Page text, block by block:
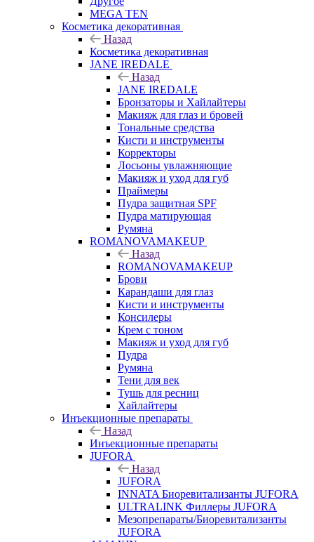
MEGA TEN
Косметика декоративная
Назад
Косметика декоративная
JANE IREDALE
Назад
JANE IREDALE
Бронзаторы и Хайлайтеры
Макияж для глаз и бровей
Тональные средства
Кисти и инструменты
Корректоры
Лосьоны увлажняющие
Макияж и уход для губ
Праймеры
Пудра защитная SPF
Пудра матирующая
Румяна
ROMANOVAMAKEUP
Назад
ROMANOVAMAKEUP
Брови
Карандаши для глаз
Кисти и инструменты
Консилеры
Крем с тоном
Макияж и уход для губ
Пудра
Румяна
Тени для век
Тушь для ресниц
Хайлайтеры
Инъекционные препараты
Назад
Инъекционные препараты
JUFORA
Назад
JUFORA
INNATA Биоревитализанты JUFORA
ULTRALINK Филлеры JUFORA
Мезопрепараты/Биоревитализанты
JUFORA